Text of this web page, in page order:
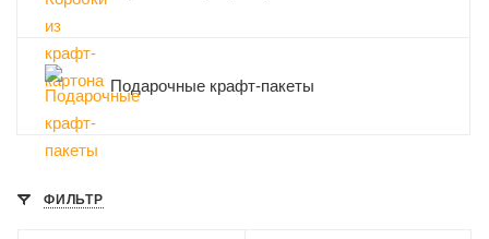
Подарочные крафт-пакеты
ФИЛЬТР